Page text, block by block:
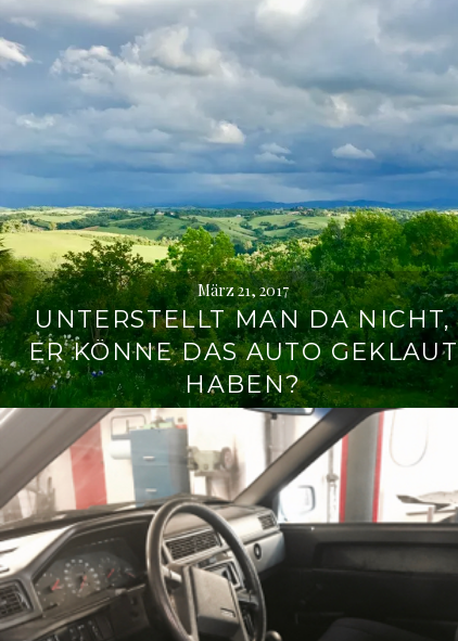
März 21, 2017
UNTERSTELLT MAN DA NICHT,
ER KÖNNE DAS AUTO GEKLAUT
HABEN?